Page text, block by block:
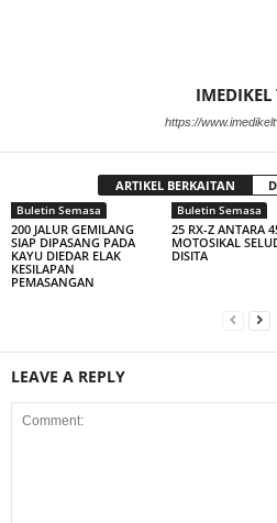
IMEDIKEL
https://
ARTIKEL BERKAITAN
Buletin Semasa
200 JALUR GEMILANG
SIAP DIPASANG PADA
KAYU DIEDAR ELAK
KESILAPAN
PEMASANGAN
Buletin Semasa
25 RX-Z ANTARA
MOTOSIKAL
DISITA
LEAVE A REPLY